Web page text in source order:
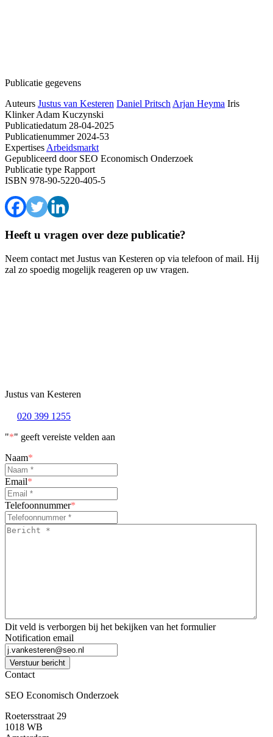
Publicatie gegevens
Auteurs Justus van Kesteren Daniel Pritsch Arjan Heyma Iris
Klinker Adam Kuczynski
Publicatiedatum 28-04-2025
Publicatienummer2024-53
Expertises Arbeidsmarkt
Gepubliceerd doorSEO Economisch Onderzoek
Publicatie type Rapport
ISBN 978-90-5220-405-5
Heeft u vragen over deze publicatie?
Neem contact met Justus van Kesteren op via telefoon of mail. Hij
zal zo spoedig mogelijk reageren op uw vragen.
Justus van Kesteren
020 399 1255
"*" geeft vereiste velden aan
Naam*
Email*
Telefoonnummer*
Bericht
Dit veld is verborgen bij het bekijken van het formulier
Notification email
Verstuur bericht
Contact
SEO Economisch Onderzoek
Roetersstraat 29
1018 WB